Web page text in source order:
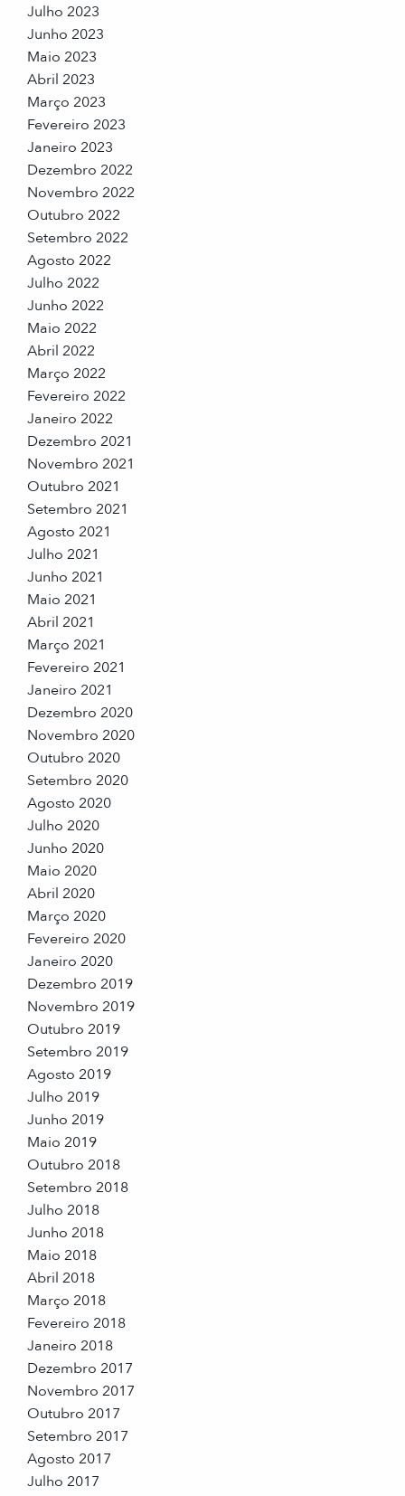
Julho 2023
Junho 2023
Maio 2023
Abril 2023
Março 2023
Fevereiro 2023
Janeiro 2023
Dezembro 2022
Novembro 2022
Outubro 2022
Setembro 2022
Agosto 2022
Julho 2022
Junho 2022
Maio 2022
Abril 2022
Março 2022
Fevereiro 2022
Janeiro 2022
Dezembro 2021
Novembro 2021
Outubro 2021
Setembro 2021
Agosto 2021
Julho 2021
Junho 2021
Maio 2021
Abril 2021
Março 2021
Fevereiro 2021
Janeiro 2021
Dezembro 2020
Novembro 2020
Outubro 2020
Setembro 2020
Agosto 2020
Julho 2020
Junho 2020
Maio 2020
Abril 2020
Março 2020
Fevereiro 2020
Janeiro 2020
Dezembro 2019
Novembro 2019
Outubro 2019
Setembro 2019
Agosto 2019
Julho 2019
Junho 2019
Maio 2019
Outubro 2018
Setembro 2018
Julho 2018
Junho 2018
Maio 2018
Abril 2018
Março 2018
Fevereiro 2018
Janeiro 2018
Dezembro 2017
Novembro 2017
Outubro 2017
Setembro 2017
Agosto 2017
Julho 2017